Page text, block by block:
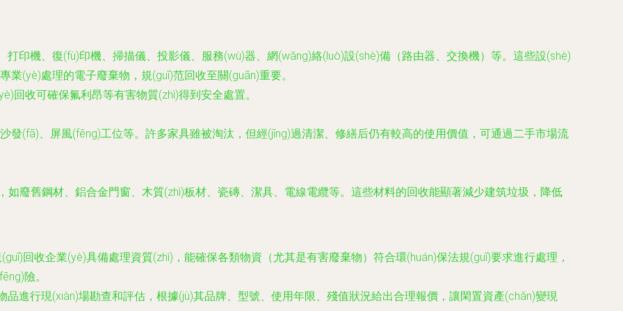
打印機、復(fù)印機、掃描儀、投影儀、服務(wù)器、網(wǎng)絡(luò)設(shè)備（路由器、交換機）等。這些設(shè)
(yè)處理的電子廢棄物，規(guī)范回收至關(guān)重要。
回收可確保氟利昂等有害物質(zhì)得到安全處置。
發(fā)、屏風(fēng)工位等。許多家具雖被淘汰，但經(jīng)過清潔、修繕后仍有較高的使用價值，可通過二手市場流
如廢舊鋼材、鋁合金門窗、木質(zhì)板材、瓷磚、潔具、電線電纜等。這些材料的回收能顯著減少建筑垃圾，降低
回收企業(yè)具備處理資質(zhì)，能確保各類物資（尤其是有害廢棄物）符合環(huán)保法規(guī)要求進行處理，
險。
品進行現(xiàn)場勘查和評估，根據(jù)其品牌、型號、使用年限、殘值狀況給出合理報價，讓閑置資產(chǎn)變現